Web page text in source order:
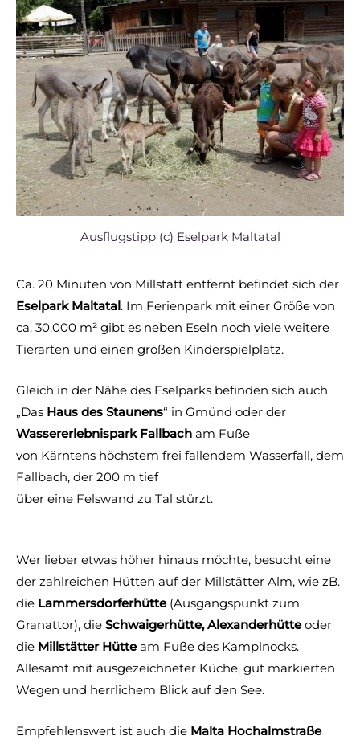
Ausflugstipp (c) Eselpark Maltatal
Ca. 20 Minuten von Millstatt entfernt befindet sich der
Eselpark Maltatal. Im Ferienpark mit einer Größe von
ca. 30.000 m² gibt es neben Eseln noch viele weitere
Tierarten und einen großen Kinderspielplatz.
Gleich in der Nähe des Eselparks befinden sich auch
„Das Haus des Staunens“ in Gmünd oder der
Wassererlebnispark Fallbach am Fuße
von Kärntens höchstem frei fallendem Wasserfall, dem
Fallbach, der 200 m tief
über eine Felswand zu Tal stürzt.
Wer lieber etwas höher hinaus möchte, besucht eine
der zahlreichen Hütten auf der Millstätter Alm, wie zB.
die Lammersdorferhütte(Ausgangspunkt zum
Granattor), die Schwaigerhütte, Alexanderhütteoder
die Millstätter Hütteam Fuße des Kamplnocks.
Allesamt mit ausgezeichneter Küche, gut markierten
Wegen und herrlichem Blick auf den See.
Empfehlenswert ist auch die Malta Hochalmstraße